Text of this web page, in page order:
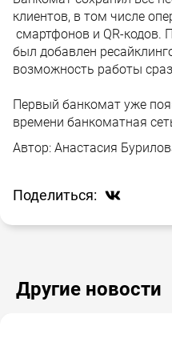
клиентов, в том числе
смартфонов и QR-кодов.
был добавлен
возможность работы
Первый банкомат уже
времени банкоматная
Автор: Анастасия
Поделиться:
Другие новости